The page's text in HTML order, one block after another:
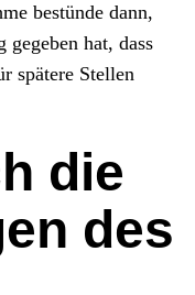
bestünde dann,
hat, dass
spätere Stellen
die
des